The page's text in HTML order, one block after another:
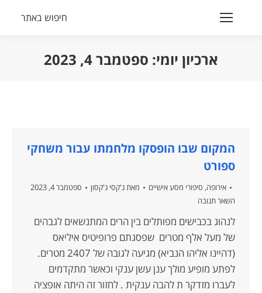
Search:
חיפוש באתר
ארכיון יומי: ספטמבר 4, 2023
המקום שבו הופסקו מלחמתו עבור משחקי
ספורט
אירופה, סיפורי מסע אישיים מאתג'קסי ג'קסון
ספטמבר 4, 2023
השאר תגובה
לנהוג בכבישים מפותלים בין הרים המתנשאים לגבהים
של מעל אלף מטרים שפסגתם פרופיטיס איליאס
(דהיינו אליהו הנביא) מגיעה לגובה של 2407 מטרים.
לפתע מופיע מולך ענן עשן ענקי וכאשר מתקדמים
לעברו מזדקר ת להבה ענקית . לחזור זה היתה אופציה